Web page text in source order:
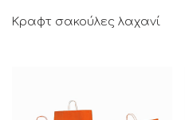
Κραφτ σακούλες λαχανί